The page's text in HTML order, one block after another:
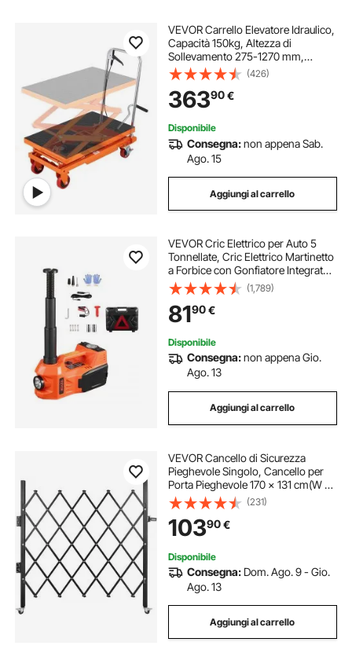
VEVOR Carrello Elevatore Idraulico,
Capacità 150kg, Altezza di
Sollevamento 275-1270 mm,
Piattaforma Elevatore Manuale a
Forbice Doppia con 4 Ruote
Cuscinetto Antiscivolo, Carrello
Idraulico a Forbice
(426)
36390€
Disponibile
Consegna:non appena Sab.
Ago. 15
Aggiungi al carrello
VEVOR Cric Elettrico per Auto 5
Tonnellate, Cric Elettrico Martinetto
a Forbice con Gonfiatore Integrato,
Cric per Sostituzione Pneumatici
Regolabile 12 V con Martello Luce
LED, Kit Cric Portatile
(1,789)
8190€
Disponibile
Consegna:non appena Gio.
Ago. 13
Aggiungi al carrello
VEVOR Cancello di Sicurezza
Pieghevole Singolo, Cancello per
Porta Pieghevole 170 × 131 cm(W ×
H), Cancello di Sicurezza a
Fisarmonica in Acciaio, Cancello
per Barricata Rotolante a 360°,
Cancello a Forbice
(231)
10390€
Disponibile
Consegna: Dom. Ago. 9 - Gio.
Ago. 13
Aggiungi al carrello